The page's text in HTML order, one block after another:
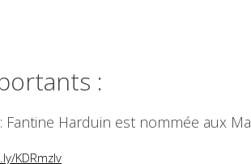
:
Fantine Harduin est nommée aux
KDRmzlv